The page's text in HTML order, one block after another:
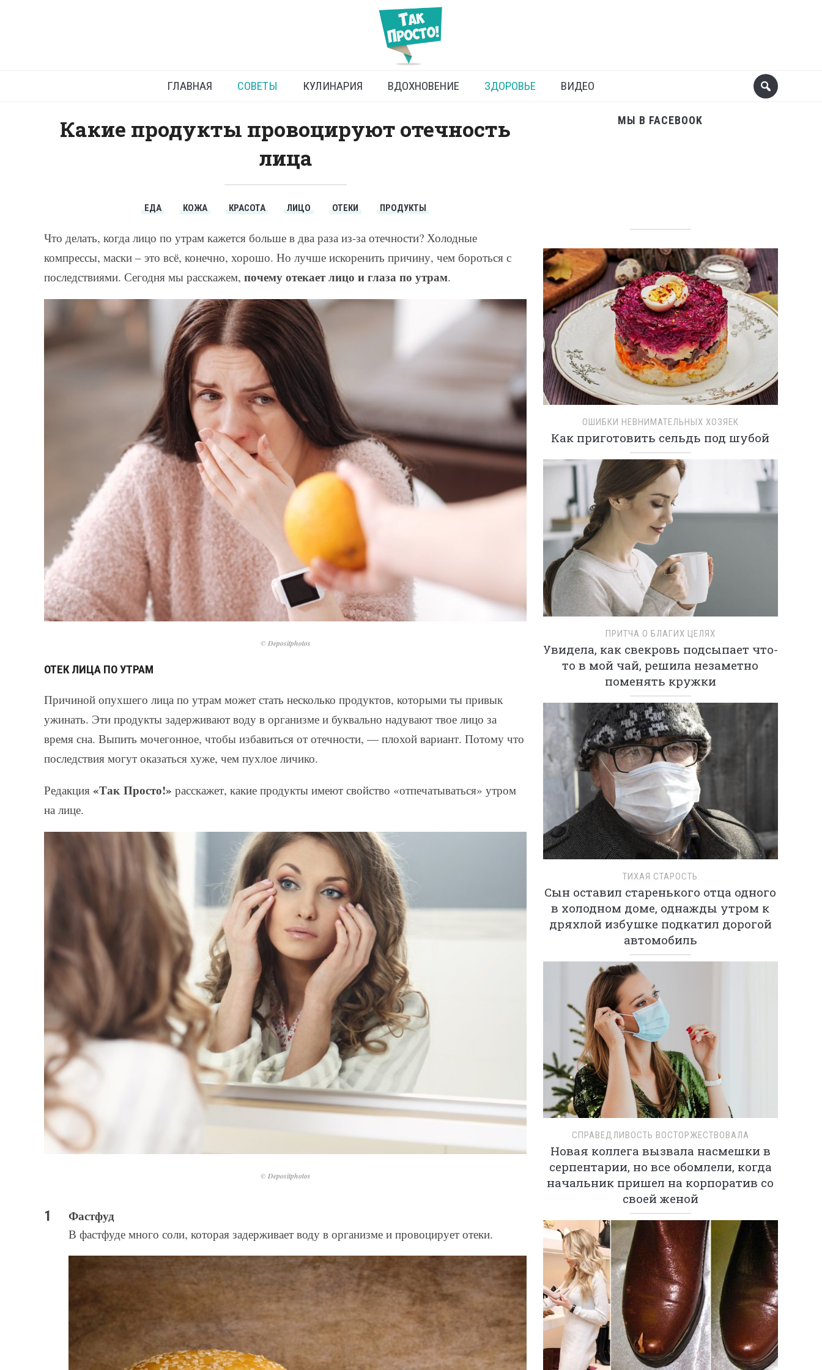
Отек лица по утрам
ГЛАВНАЯ СОВЕТЫ КУЛИНАРИЯ ВДОХНОВЕНИЕ ЗДОРОВЬЕ ВИДЕО
Какие продукты провоцируют отечность
лица
ЕДА КОЖА КРАСОТА ЛИЦО ОТЕКИ ПРОДУКТЫ
Что делать, когда лицо по утрам кажется больше в два раза из-за отечности? Холодные
компрессы, маски – это всё, конечно, хорошо. Но лучше искоренить причину, чем бороться с
последствиями. Сегодня мы расскажем, почему отекает лицо и глаза по утрам.
© Depositphotos
ОТЕК ЛИЦА ПО УТРАМ
Причиной опухшего лица по утрам может стать несколько продуктов, которыми ты привык
ужинать. Эти продукты задерживают воду в организме и буквально надувают твое лицо за
время сна. Выпить мочегонное, чтобы избавиться от отечности, — плохой вариант. Потому что
последствия могут оказаться хуже, чем пухлое личико.
Редакция «Так Просто!» расскажет, какие продукты имеют свойство «отпечатываться» утром
на лице.
© Depositphotos
Фастфуд
В фастфуде много соли, которая задерживает воду в организме и провоцирует отеки.
МЫ В FACEBOOK
ОШИБКИ НЕВНИМАТЕЛЬНЫХ ХОЗЯЕК
Как приготовить сельдь под шубой
ПРИТЧА О БЛАГИХ ЦЕЛЯХ
Увидела, как свекровь подсыпает что-
то в мой чай, решила незаметно
поменять кружки
ТИХАЯ СТАРОСТЬ
Сын оставил старенького отца одного
в холодном доме, однажды утром к
дряхлой избушке подкатил дорогой
автомобиль
СПРАВЕДЛИВОСТЬ ВОСТОРЖЕСТВОВАЛА
Новая коллега вызвала насмешки в
серпентарии, но все обомлели, когда
начальник пришел на корпоратив со
своей женой